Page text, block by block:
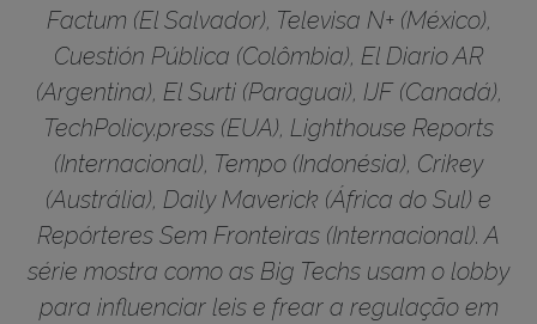
Factum (El Salvador), Televisa N+ (México),
Cuestión Pública (Colômbia), El Diario AR
(Argentina), El Surti (Paraguai), IJF (Canadá),
TechPolicy.press (EUA), Lighthouse Reports
(Internacional), Tempo (Indonésia), Crikey
(Austrália), Daily Maverick (África do Sul) e
Repórteres Sem Fronteiras (Internacional). A
série mostra como as Big Techs usam o lobby
para influenciar leis e frear a regulação em